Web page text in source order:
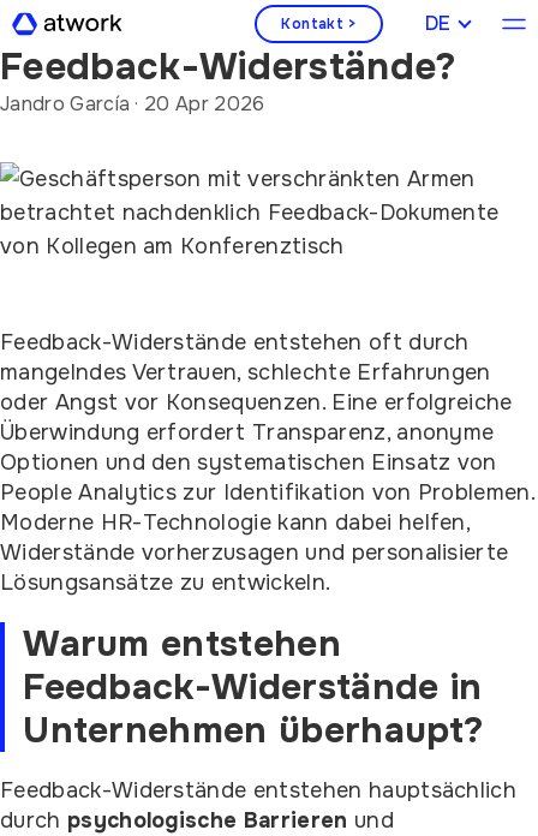
DEUTSCH
Kontakt >
Wie überwinden Sie
Feedback-Widerstände?
Jandro García · 20 Apr 2026
Feedback-Widerstände entstehen oft durch
mangelndes Vertrauen, schlechte Erfahrungen
oder Angst vor Konsequenzen. Eine erfolgreiche
Überwindung erfordert Transparenz, anonyme
Optionen und den systematischen Einsatz von
People Analytics zur Identifikation von Problemen.
Moderne HR-Technologie kann dabei helfen,
Widerstände vorherzusagen und personalisierte
Lösungsansätze zu entwickeln.
Warum entstehen
Feedback-Widerstände in
Unternehmen überhaupt?
Feedback-Widerstände entstehen hauptsächlich
durch psychologische Barrieren und